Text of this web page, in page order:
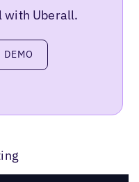
with Uberall.
DEMO